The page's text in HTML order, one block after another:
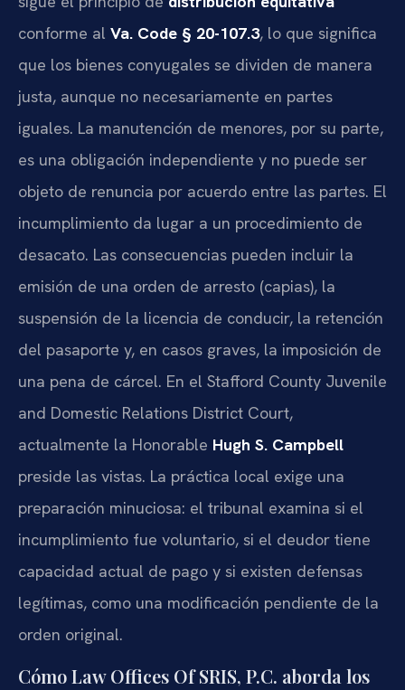
conforme al Va. Code § 20-107.3, lo que significa
que los bienes conyugales se dividen de manera
justa, aunque no necesariamente en partes
iguales. La manutención de menores, por su parte,
es una obligación independiente y no puede ser
objeto de renuncia por acuerdo entre las partes. El
incumplimiento da lugar a un procedimiento de
desacato. Las consecuencias pueden incluir la
emisión de una orden de arresto (capias), la
suspensión de la licencia de conducir, la retención
del pasaporte y, en casos graves, la imposición de
una pena de cárcel. En el Stafford County Juvenile
and Domestic Relations District Court,
actualmente la Honorable Hugh S. Campbell
preside las vistas. La práctica local exige una
preparación minuciosa: el tribunal examina si el
incumplimiento fue voluntario, si el deudor tiene
capacidad actual de pago y si existen defensas
legítimas, como una modificación pendiente de la
orden original.
Cómo Law Offices Of SRIS, P.C. aborda los